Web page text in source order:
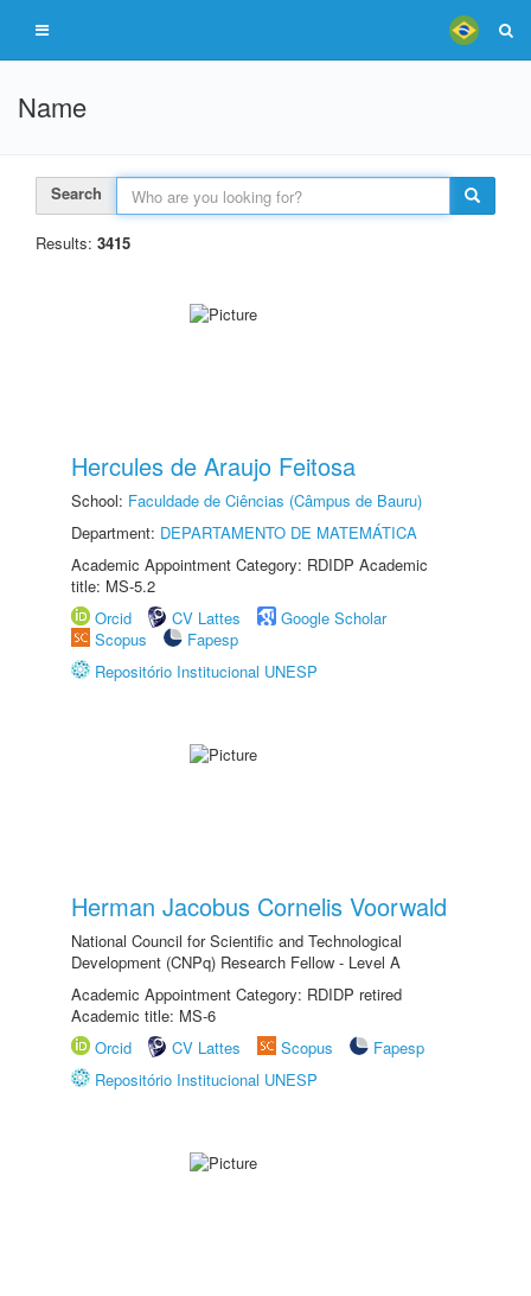
Name
Search
Results: 3415
Hercules de Araujo Feitosa
School: Faculdade de Ciências (Câmpus de Bauru)
Department: DEPARTAMENTO DE MATEMÁTICA
Academic Appointment Category: RDIDP Academic
title: MS-5.2
Orcid
CV Lattes
Google Scholar
Scopus
Fapesp
Repositório Institucional UNESP
Herman Jacobus Cornelis Voorwald
National Council for Scientific and Technological
Development (CNPq) Research Fellow - Level A
Academic Appointment Category: RDIDP retired
Academic title: MS-6
Orcid
CV Lattes Scopus
Fapesp
Repositório Institucional UNESP